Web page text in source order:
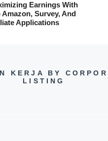
Earnings With
Amazon, Survey, And
Applications
KERJA BY
LISTING